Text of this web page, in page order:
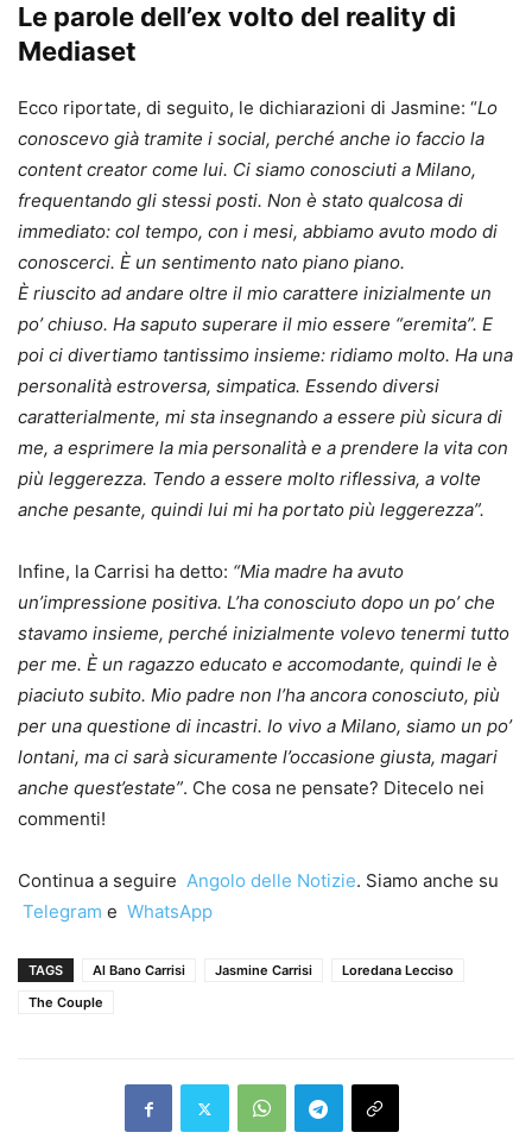
Le parole dell’ex volto del reality di
Mediaset
Ecco riportate, di seguito, le dichiarazioni di Jasmine: “Lo
conoscevo già tramite i social, perché anche io faccio la
content creator come lui. Ci siamo conosciuti a Milano,
frequentando gli stessi posti. Non è stato qualcosa di
immediato: col tempo, con i mesi, abbiamo avuto modo di
conoscerci. È un sentimento nato piano piano.
È riuscito ad andare oltre il mio carattere inizialmente un
po’ chiuso. Ha saputo superare il mio essere “eremita”. E
poi ci divertiamo tantissimo insieme: ridiamo molto. Ha una
personalità estroversa, simpatica. Essendo diversi
caratterialmente, mi sta insegnando a essere più sicura di
me, a esprimere la mia personalità e a prendere la vita con
più leggerezza. Tendo a essere molto riflessiva, a volte
anche pesante, quindi lui mi ha portato più leggerezza”.
Infine, la Carrisi ha detto: “Mia madre ha avuto
un’impressione positiva. L’ha conosciuto dopo un po’ che
stavamo insieme, perché inizialmente volevo tenermi tutto
per me. È un ragazzo educato e accomodante, quindi le è
piaciuto subito. Mio padre non l’ha ancora conosciuto, più
per una questione di incastri. Io vivo a Milano, siamo un po’
lontani, ma ci sarà sicuramente l’occasione giusta, magari
anche quest’estate”. Che cosa ne pensate? Ditecelo nei
commenti!
Continua a seguire Angolo delle Notizie. Siamo anche su
Telegram e WhatsApp
TAGS Al Bano Carrisi Jasmine Carrisi
Loredana Lecciso
The Couple